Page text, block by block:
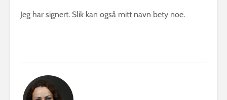
Jeg har signert. Slik kan også mitt navn bety noe.